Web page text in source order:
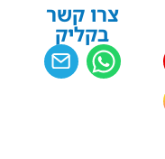
צרו קשר
בקליק